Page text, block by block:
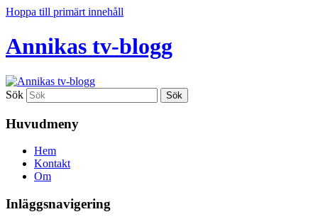
Hoppa till primärt innehåll
Annikas tv-blogg
Sök
Huvudmeny
Hem
Kontakt
Om
Inläggsnavigering